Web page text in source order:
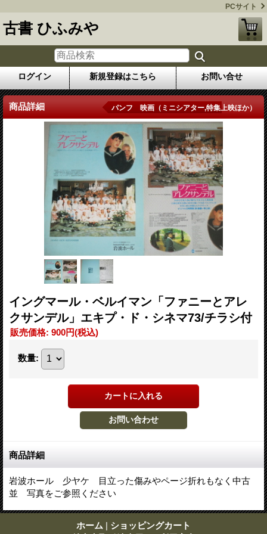
PCサイト
古書 ひふみや
ログイン 新規登録はこちら お問い合せ
商品詳細 パンフ 映画（ミニシアター,特集上映ほか）
イングマール・ベルイマン「ファニーとアレ
クサンデル」エキプ・ド・シネマ73/チラシ付
販売価格: 900円(税込)
数量:
商品詳細
岩波ホール 少ヤケ 目立った傷みやページ折れもなく中古
並 写真をご参照ください
ホーム | ショッピングカート